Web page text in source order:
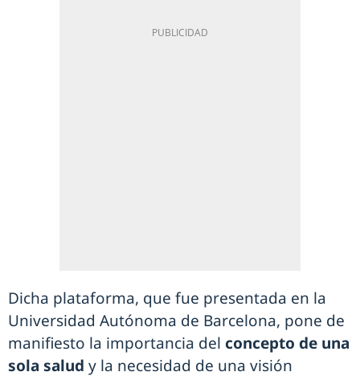
Dicha plataforma, que fue presentada en la
Universidad Autónoma de Barcelona, pone de
manifiesto la importancia del concepto de una
sola salud y la necesidad de una visión